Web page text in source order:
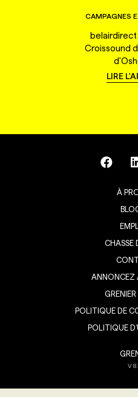
CAMPAGNES
belairdirect
Croissound
LIRE
À
CHASSE
ANNONCEZ
GRENIER
POLITIQUE DE
POLITIQUE
V